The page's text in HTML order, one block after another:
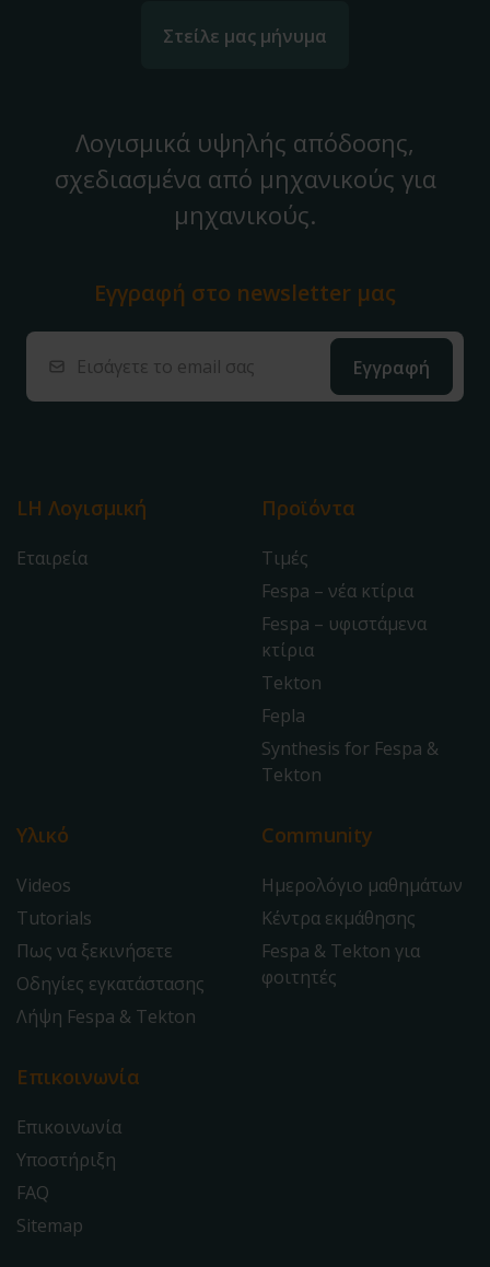
Στείλε μας μήνυμα
Λογισμικά υψηλής απόδοσης,
σχεδιασμένα από μηχανικούς για
μηχανικούς.
LH Λογισμική
Εταιρεία
Προϊόντα
Τιμές
Fespa – νέα κτίρια
Fespa – υφιστάμενα
κτίρια
Tekton
Fepla
Synthesis for Fespa &
Tekton
Υλικό
Videos
Tutorials
Πως να ξεκινήσετε
Οδηγίες εγκατάστασης
Λήψη Fespa & Tekton
Community
Ημερολόγιο μαθημάτων
Κέντρα εκμάθησης
Fespa & Tekton για
φοιτητές
Επικοινωνία
Επικοινωνία
Υποστήριξη
FAQ
Sitemap
Εγγραφή στο newsletter μας